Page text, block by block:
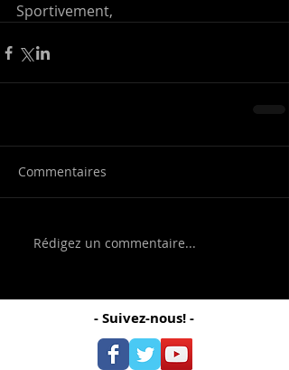
Sportivement,
Commentaires
Rédigez un commentaire...
- Suivez-nous! -